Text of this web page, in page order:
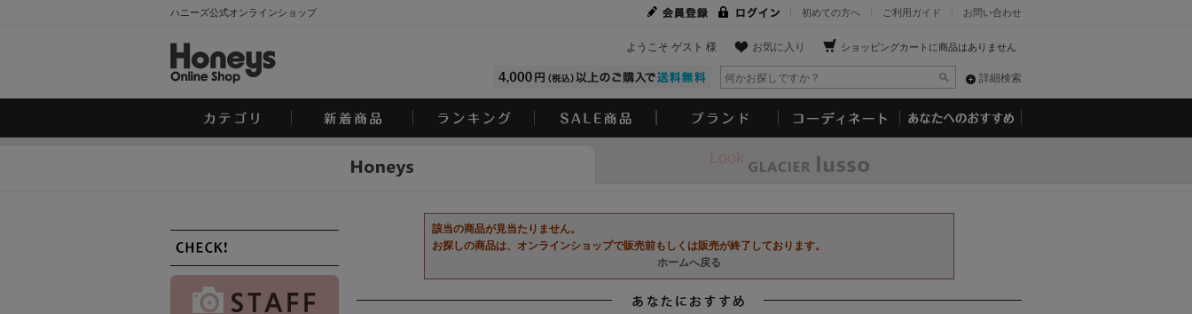
ハニーズ公式オンラインショップ お問い合わせ
ご利用ガイド
初めての方へ
ショッピングカートに商品はありません
お気に入り
ようこそ ゲスト 様
詳細検索
Look
該当の商品が見当たりません。
お探しの商品は、オンラインショップで販売前もしくは販売が終了しております。
ホームへ戻る